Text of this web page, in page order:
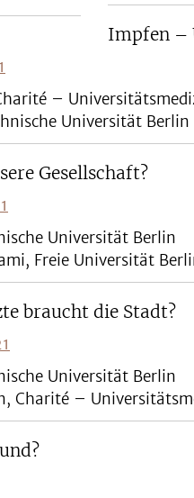
Impfen –
–
Universität Berlin
Gesellschaft?
Universität Berlin
Freie Universität
braucht die Stadt?
Universität Berlin
Charité –